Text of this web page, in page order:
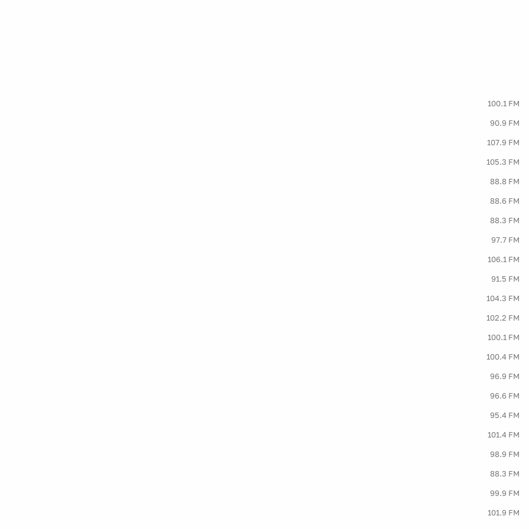
100.1 FM
90.9 FM
107.9 FM
105.3 FM
88.8 FM
88.6 FM
88.3 FM
97.7 FM
106.1 FM
91.5 FM
104.3 FM
102.2 FM
100.1 FM
100.4 FM
96.9 FM
96.6 FM
95.4 FM
101.4 FM
98.9 FM
88.3 FM
99.9 FM
101.9 FM